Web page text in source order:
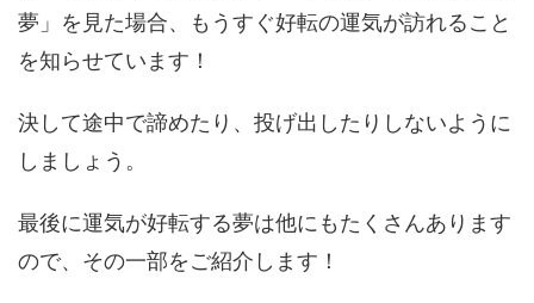
夢」を見た場合、もうすぐ好転の運気が訪れること
を知らせています！
決して途中で諦めたり、投げ出したりしないように
しましょう。
最後に運気が好転する夢は他にもたくさんあります
ので、その一部をご紹介します！